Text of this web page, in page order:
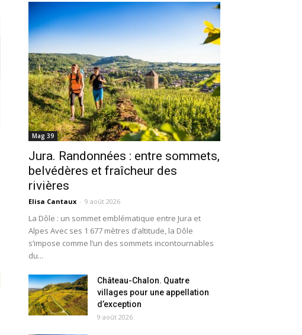
Mag 39
Jura. Randonnées : entre sommets,
belvédères et fraîcheur des
rivières
Elisa Cantaux - 9 août 2026
La Dôle : un sommet emblématique entre Jura et
Alpes Avec ses 1 677 mètres d’altitude, la Dôle
s’impose comme l’un des sommets incontournables
du...
Château-Chalon. Quatre
villages pour une appellation
d’exception
9 août 2026